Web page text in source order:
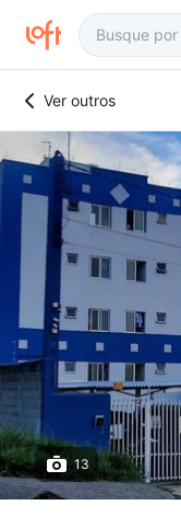
Ver outros
13